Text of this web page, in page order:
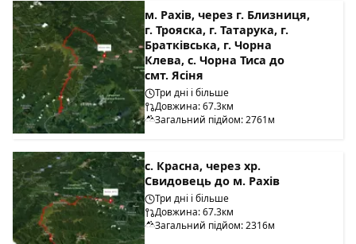
м. Рахів, через г. Близниця,
г. Трояска, г. Татарука, г.
Братківська, г. Чорна
Клева, с. Чорна Тиса до
смт. Ясіня
Три дні і більше
Довжина: 67.3км
Загальний підйом: 2761м
с. Красна, через хр.
Свидовець до м. Рахів
Три дні і більше
Довжина: 67.3км
Загальний підйом: 2316м